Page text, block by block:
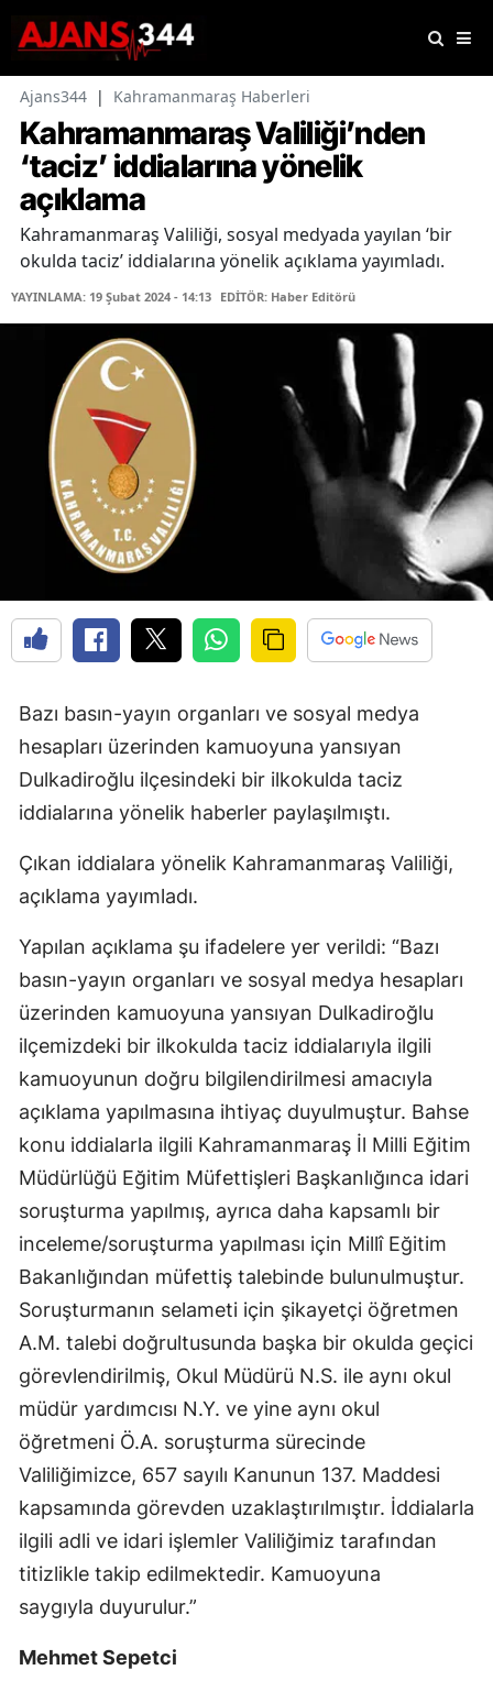
Ajans344 | Kahramanmaraş Haberleri
Kahramanmaraş Valiliği’nden
‘taciz’ iddialarına yönelik
açıklama
Kahramanmaraş Valiliği, sosyal medyada yayılan ‘bir
okulda taciz’ iddialarına yönelik açıklama yayımladı.
YAYINLAMA: 19 Şubat 2024 - 14:13 EDİTÖR: Haber Editörü
Bazı basın-yayın organları ve sosyal medya
hesapları üzerinden kamuoyuna yansıyan
Dulkadiroğlu ilçesindeki bir ilkokulda taciz
iddialarına yönelik haberler paylaşılmıştı.
Çıkan iddialara yönelik Kahramanmaraş Valiliği,
açıklama yayımladı.
Yapılan açıklama şu ifadelere yer verildi: “Bazı
basın-yayın organları ve sosyal medya hesapları
üzerinden kamuoyuna yansıyan Dulkadiroğlu
ilçemizdeki bir ilkokulda taciz iddialarıyla ilgili
kamuoyunun doğru bilgilendirilmesi amacıyla
açıklama yapılmasına ihtiyaç duyulmuştur. Bahse
konu iddialarla ilgili Kahramanmaraş İl Milli Eğitim
Müdürlüğü Eğitim Müfettişleri Başkanlığınca idari
soruşturma yapılmış, ayrıca daha kapsamlı bir
inceleme/soruşturma yapılması için Millî Eğitim
Bakanlığından müfettiş talebinde bulunulmuştur.
Soruşturmanın selameti için şikayetçi öğretmen
A.M. talebi doğrultusunda başka bir okulda geçici
görevlendirilmiş, Okul Müdürü N.S. ile aynı okul
müdür yardımcısı N.Y. ve yine aynı okul
öğretmeni Ö.A. soruşturma sürecinde
Valiliğimizce, 657 sayılı Kanunun 137. Maddesi
kapsamında görevden uzaklaştırılmıştır. İddialarla
ilgili adli ve idari işlemler Valiliğimiz tarafından
titizlikle takip edilmektedir. Kamuoyuna
saygıyla duyurulur.”
Mehmet Sepetci